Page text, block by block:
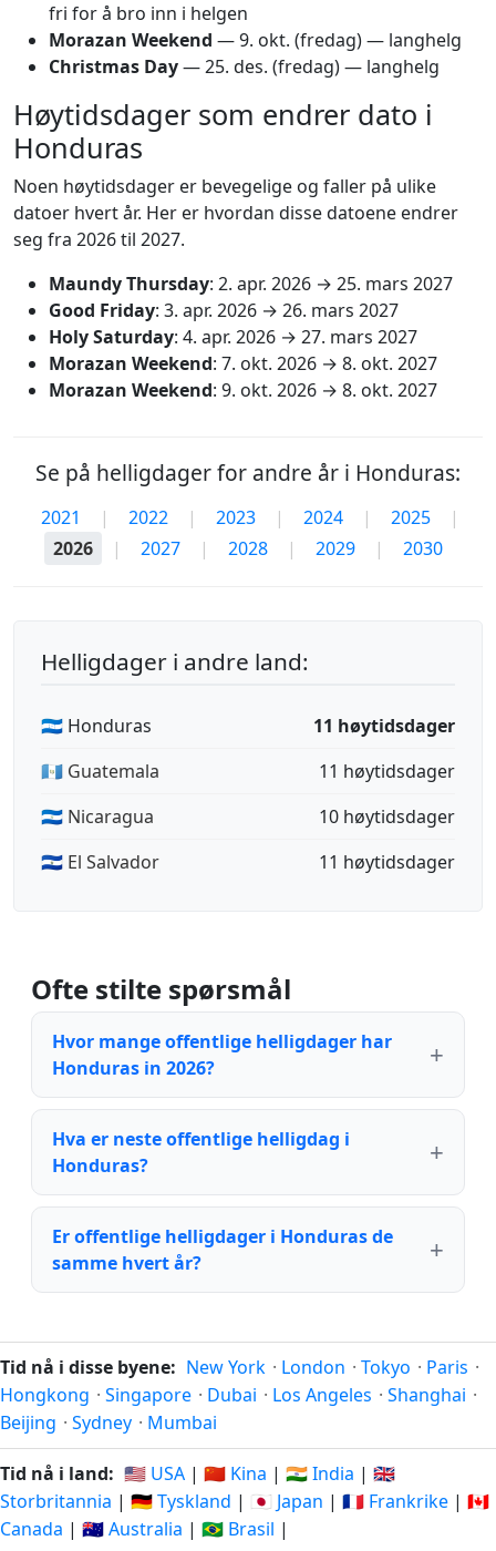
fri for å bro inn i helgen
Morazan Weekend —9. okt. (fredag) — langhelg
Christmas Day—25. des. (fredag) — langhelg
Høytidsdager som endrer dato i
Honduras
Noen høytidsdager er bevegelige og faller på ulike
datoer hvert år. Her er hvordan disse datoene endrer
seg fra 2026 til 2027.
Maundy Thursday: 2. apr. 2026 → 25. mars 2027
Good Friday: 3. apr. 2026 → 26. mars 2027
Holy Saturday: 4. apr. 2026 → 27. mars 2027
Morazan Weekend: 7. okt. 2026 → 8. okt. 2027
Morazan Weekend: 9. okt. 2026 → 8. okt. 2027
Se på helligdager for andre år i Honduras:
2021 | 2022 | 2023 | 2024 | 2025
|
2026
| 2027 | 2028 | 2029 | 2030
Helligdager i andre land:
🇭🇳 Honduras
11 høytidsdager
🇬🇹 Guatemala
11 høytidsdager
🇳🇮 Nicaragua
10 høytidsdager
🇸🇻 El Salvador
11 høytidsdager
Ofte stilte spørsmål
Hvor mange offentlige helligdager har
Honduras in 2026?
Hva er neste offentlige helligdag i
Honduras?
Er offentlige helligdager i Honduras de
samme hvert år?
Tid nå i disse byene: New York · London · Tokyo · Paris ·
Hongkong · Singapore · Dubai · Los Angeles · Shanghai ·
Beijing · Sydney · Mumbai
Tid nå i land: 🇺🇸 USA | 🇨🇳 Kina | 🇮🇳 India | 🇬🇧
Storbritannia | 🇩🇪 Tyskland | 🇯🇵 Japan | 🇫🇷 Frankrike | 🇨🇦
Canada | 🇦🇺 Australia | 🇧🇷 Brasil |